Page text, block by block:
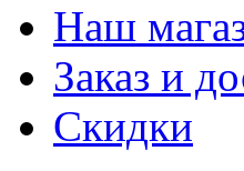
Наш
Заказ и
Скидки